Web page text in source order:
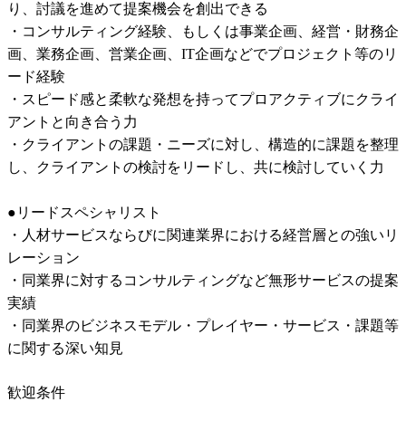
り、討議を進めて提案機会を創出できる
・コンサルティング経験、もしくは事業企画、経営・財務企
画、業務企画、営業企画、IT企画などでプロジェクト等のリ
ード経験
・スピード感と柔軟な発想を持ってプロアクティブにクライ
アントと向き合う力
・クライアントの課題・ニーズに対し、構造的に課題を整理
し、クライアントの検討をリードし、共に検討していく力
●リードスペシャリスト
・人材サービスならびに関連業界における経営層との強いリ
レーション
・同業界に対するコンサルティングなど無形サービスの提案
実績
・同業界のビジネスモデル・プレイヤー・サービス・課題等
に関する深い知見
歓迎条件